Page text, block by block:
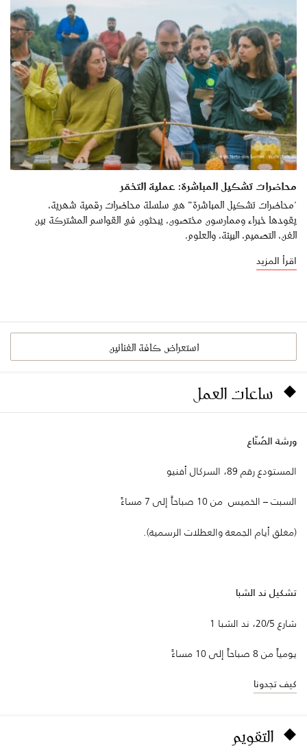
محاضرات تشكيل المباشرة: عملية التخمّر
"محاضرات تشكيل المباشرة” هي سلسلة محاضرات رقمية شهرية،
يقودها خبراء وممارسون مختصون، يبحثون في القواسم المشتركة بين
الفن، التصميم، البيئة، والعلوم.
اقرأ المزيد
استعراض كافة الفنانين
ساعات العمل
ورشة الصُنّاع
المستودع رقم 89، السركال أفنيو
السبت – الخميس من 10 صباحاً إلى 7 مساءً
(مغلق أيام الجمعة والعطلات الرسمية).
تشكيل ند الشبا
شارع 20/5، ند الشبا 1
يومياً من 8 صباحاً إلى 10 مساءً
كيف تجدونا
التقويم